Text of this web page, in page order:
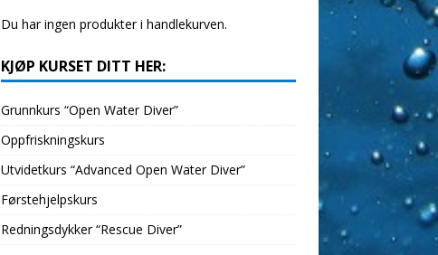
Du har ingen produkter i handlekurven.
KJØP KURSET DITT HER:
Grunnkurs “Open Water Diver”
Oppfriskningskurs
Utvidetkurs “Advanced Open Water Diver”
Førstehjelpskurs
Redningsdykker “Rescue Diver”